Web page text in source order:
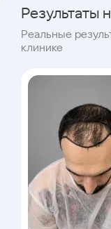
Результаты
Реальные
клинике